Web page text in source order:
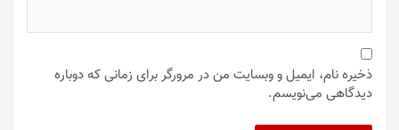
ذخیره نام، ایمیل و وبسایت من در مرورگر برای زمانی که دوباره
دیدگاهی می‌نویسم.